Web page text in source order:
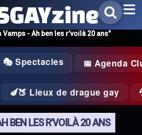
Vamps - Ah ben les r'voilà 20 ans"
🎭 Spectacles 📅 Agenda
🍆🍑 Lieux de drague gay
BEN LES R'VOILÀ 20 ANS